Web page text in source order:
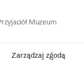
Zarządzaj zgodą
Muzeum
potrzebach